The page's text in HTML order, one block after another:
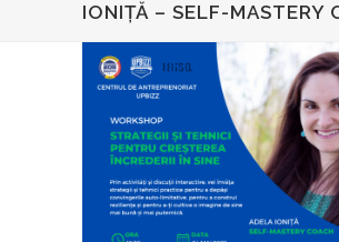
IONIȚĂ – SELF-MASTERY